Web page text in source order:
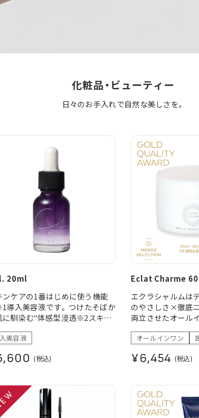
化粧品・ ビューティー
日々のお手入れで自然な美しさを。
20ml
ンケアの1番はじめに使う機能
導入美容液です。 つけたそばか
に馴染む"体感型浸透※2スキン
きます。
美容液
(税込)
Eclat Charme
エクラシャルムは
のやさしさ×徹底
両立させたオール
リチルリチン酸ジ
に整えます。 また
防ぐ ※2角質層まで
オールインワン
¥6,454 (税込)